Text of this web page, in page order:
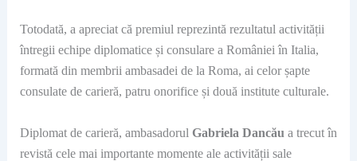
Totodată, a apreciat că premiul reprezintă rezultatul activității
întregii echipe diplomatice și consulare a României în Italia,
formată din membrii ambasadei de la Roma, ai celor șapte
consulate de carieră, patru onorifice și două institute culturale.
Diplomat de carieră, ambasadorul Gabriela Dancău a trecut în
revistă cele mai importante momente ale activității sale